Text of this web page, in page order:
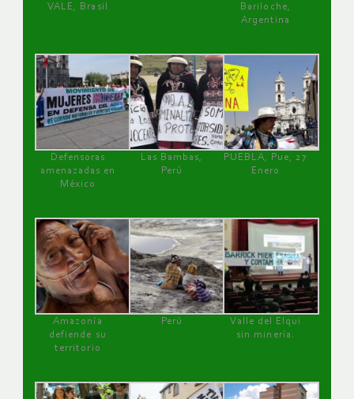
VALE, Brasil
Bariloche,
Argentina
Defensoras
amenazadas en
México
Las Bambas,
Perú
PUEBLA, Pue, 27
Enero
Amazonía
defiende su
territorio
Perú
Valle del Elqui
sin minería.